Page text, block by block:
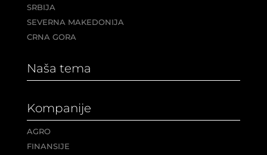
SRBIJA
SEVERNA MAKEDONIJA
CRNA GORA
Naša tema
Kompanije
AGRO
FINANSIJE